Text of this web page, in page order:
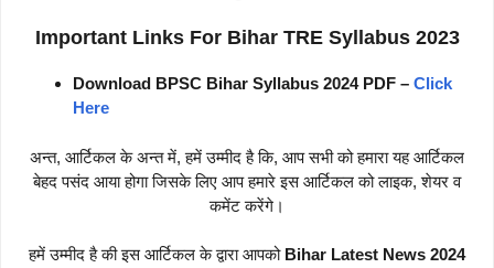
Important Links For Bihar TRE Syllabus 2023
Download BPSC Bihar Syllabus 2024 PDF – Click
Here
अन्त, आर्टिकल के अन्त में, हमें उम्मीद है कि, आप सभी को हमारा यह आर्टिकल
बेहद पसंद आया होगा जिसके लिए आप हमारे इस आर्टिकल को लाइक, शेयर व
कमेंट करेंगे।
हमें उम्मीद है की इस आर्टिकल के द्वारा आपको Bihar Latest News 2024